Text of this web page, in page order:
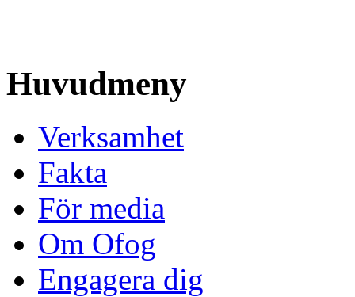
Huvudmeny
Verksamhet
Fakta
För media
Om Ofog
Engagera dig